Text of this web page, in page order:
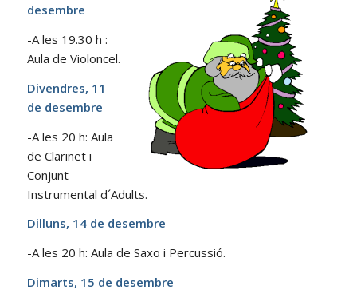
desembre
-A les 19.30 h :
Aula de Violoncel.
Divendres, 11
de desembre
-A les 20 h: Aula
de Clarinet i
Conjunt
Instrumental d´Adults.
Dilluns, 14 de desembre
-A les 20 h: Aula de Saxo i Percussió.
Dimarts, 15 de desembre